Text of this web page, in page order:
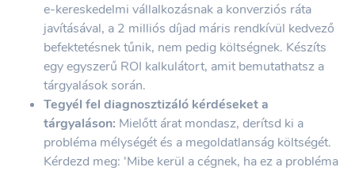
e-kereskedelmi vállalkozásnak a konverziós ráta
javításával, a 2 milliós díjad máris rendkívül kedvező
befektetésnek tűnik, nem pedig költségnek. Készíts
egy egyszerű ROI kalkulátort, amit bemutathatsz a
tárgyalások során.
Tegyél fel diagnosztizáló kérdéseket a
tárgyaláson: Mielőtt árat mondasz, derítsd ki a
probléma mélységét és a megoldatlanság költségét.
Kérdezd meg: 'Mibe kerül a cégnek, ha ez a probléma